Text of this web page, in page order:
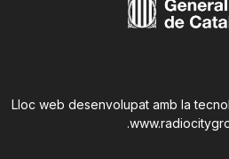
Lloc web desenvolupat amb la
.